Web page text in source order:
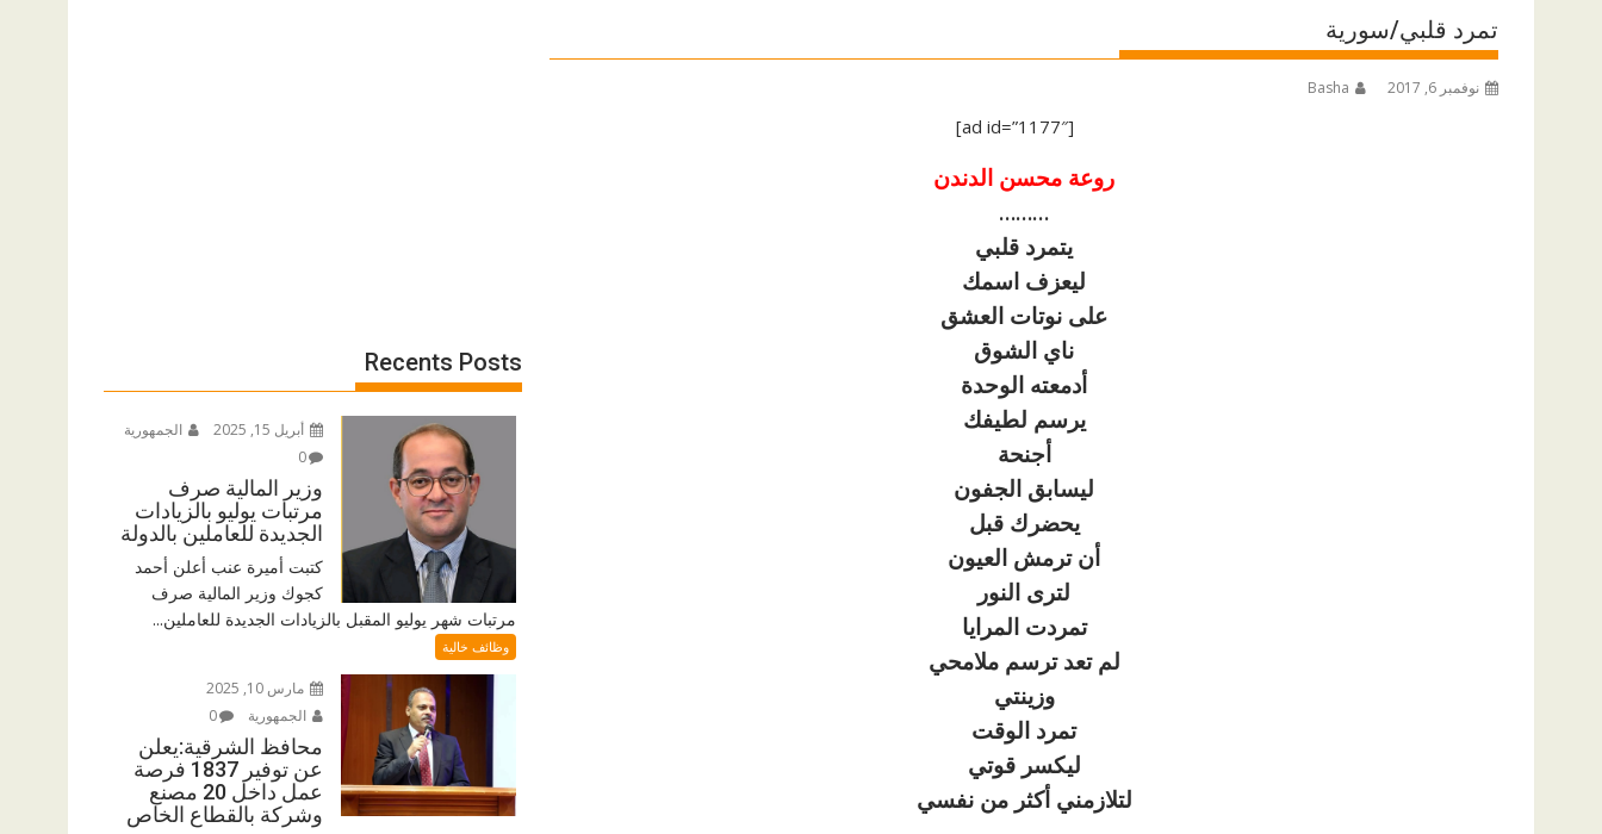
تمرد قلبي/سورية
نوفمبر 6, 2017 Basha
[ad id=”1177″]
روعة محسن الدندن
………
يتمرد قلبي
ليعزف اسمك
على نوتات العشق
ناي الشوق
أدمعته الوحدة
يرسم لطيفك
أجنحة
ليسابق الجفون
يحضرك قبل
أن ترمش العيون
لترى النور
تمردت المرايا
لم تعد ترسم ملامحي
وزينتي
تمرد الوقت
ليكسر قوتي
لتلازمني أكثر من نفسي
Recents Posts
أبريل 15, 2025
الجمهورية
0
وزير المالية صرف
مرتبات يوليو بالزيادات
الجديدة للعاملين بالدولة
كتبت أميرة عنب أعلن أحمد
كجوك وزير المالية صرف
مرتبات شهر يوليو المقبل بالزيادات الجديدة للعاملين...
وظائف خالية
مارس 10, 2025
الجمهورية
0
محافظ الشرقية:يعلن
عن توفير 1837 فرصة
عمل داخل 20 مصنع
وشركة بالقطاع الخاص